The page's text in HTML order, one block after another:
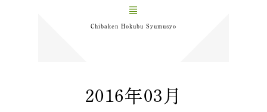
Chibaken Hokubu Syumusyo
2016年03月